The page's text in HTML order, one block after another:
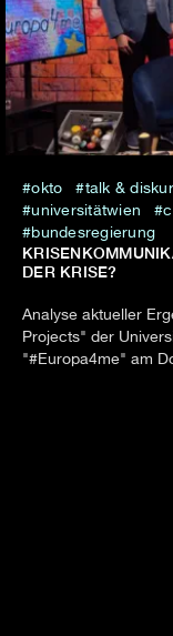
okto talk &
universitätwien
bundesregierung
DER KRISE?
Analyse aktueller
Projects" der
"#Europa4me" am